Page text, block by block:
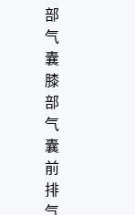
部
气
囊
膝
部
气
囊
前
排
气